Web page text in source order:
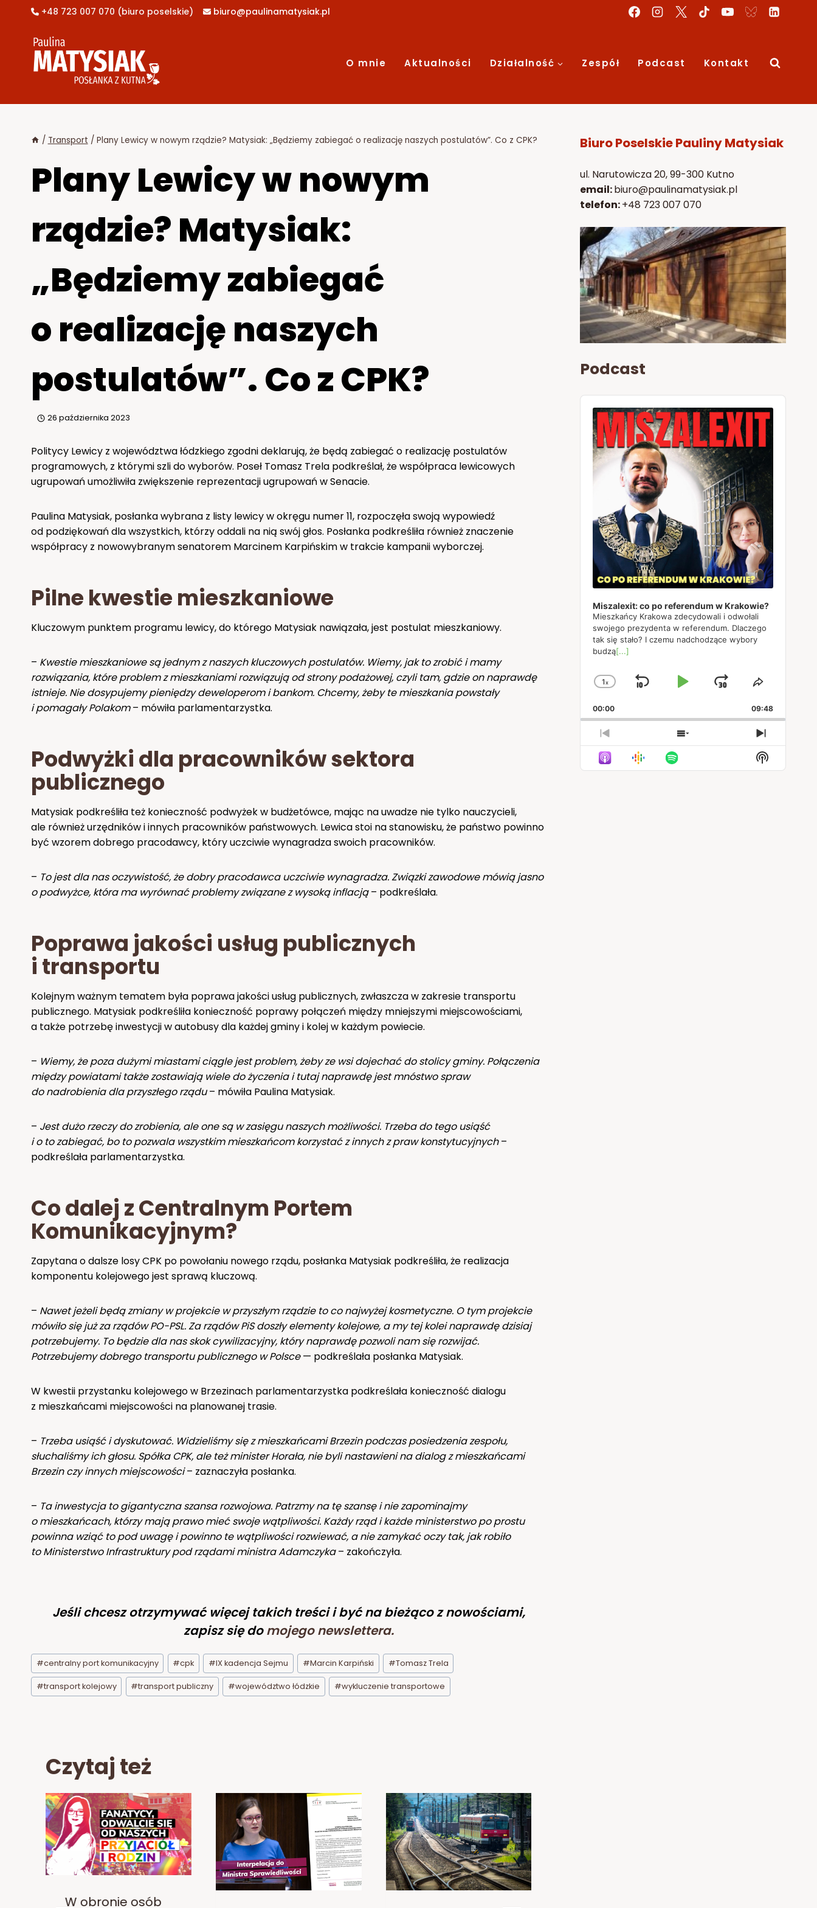
Przejdź +48 723 007 070 (biuro poselskie)  biuro@paulinamatysiak.pl
O mnie Aktualności Działalność Zespół Podcast Kontakt
/ Transport / Plany Lewicy w nowym rządzie? Matysiak: „Będziemy zabiegać o realizację naszych postulatów”. Co z CPK?
Plany Lewicy w nowym
rządzie? Matysiak:
„Będziemy zabiegać
o realizację naszych
postulatów”. Co z CPK?
26 października 2023
Politycy Lewicy z województwa łódzkiego zgodni deklarują, że będą zabiegać o realizację postulatów
programowych, z którymi szli do wyborów. Poseł Tomasz Trela podkreślał, że współpraca lewicowych
ugrupowań umożliwiła zwiększenie reprezentacji ugrupowań w Senacie.
Paulina Matysiak, posłanka wybrana z listy lewicy w okręgu numer 11, rozpoczęła swoją wypowiedź
od podziękowań dla wszystkich, którzy oddali na nią swój głos. Posłanka podkreśliła również znaczenie
współpracy z nowowybranym senatorem Marcinem Karpińskim w trakcie kampanii wyborczej.
Pilne kwestie mieszkaniowe
Kluczowym punktem programu lewicy, do którego Matysiak nawiązała, jest postulat mieszkaniowy.
– Kwestie mieszkaniowe są jednym z naszych kluczowych postulatów. Wiemy, jak to zrobić i mamy
rozwiązania, które problem z mieszkaniami rozwiązują od strony podażowej, czyli tam, gdzie on naprawdę
istnieje. Nie dosypujemy pieniędzy deweloperom i bankom. Chcemy, żeby te mieszkania powstały
i pomagały Polakom– mówiła parlamentarzystka.
Podwyżki dla pracowników sektora
publicznego
Matysiak podkreśliła też konieczność podwyżek w budżetówce, mając na uwadze nie tylko nauczycieli,
ale również urzędników i innych pracowników państwowych. Lewica stoi na stanowisku, że państwo powinno
być wzorem dobrego pracodawcy, który uczciwie wynagradza swoich pracowników.
– To jest dla nas oczywistość, że dobry pracodawca uczciwie wynagradza. Związki zawodowe mówią jasno
o podwyżce, która ma wyrównać problemy związane z wysoką inflacją– podkreślała.
Poprawa jakości usług publicznych
i transportu
Kolejnym ważnym tematem była poprawa jakości usług publicznych, zwłaszcza w zakresie transportu
publicznego. Matysiak podkreśliła konieczność poprawy połączeń między mniejszymi miejscowościami,
a także potrzebę inwestycji w autobusy dla każdej gminy i kolej w każdym powiecie.
– Wiemy, że poza dużymi miastami ciągle jest problem, żeby ze wsi dojechać do stolicy gminy. Połączenia
między powiatami także zostawiają wiele do życzenia i tutaj naprawdę jest mnóstwo spraw
do nadrobienia dla przyszłego rządu– mówiła Paulina Matysiak.
– Jest dużo rzeczy do zrobienia, ale one są w zasięgu naszych możliwości. Trzeba do tego usiąść
i o to zabiegać, bo to pozwala wszystkim mieszkańcom korzystać z innych z praw konstytucyjnych–
podkreślała parlamentarzystka.
Co dalej z Centralnym Portem
Komunikacyjnym?
Zapytana o dalsze losy CPK po powołaniu nowego rządu, posłanka Matysiak podkreśliła, że realizacja
komponentu kolejowego jest sprawą kluczową.
– Nawet jeżeli będą zmiany w projekcie w przyszłym rządzie to co najwyżej kosmetyczne. O tym projekcie
mówiło się już za rządów PO-PSL. Za rządów PiS doszły elementy kolejowe, a my tej kolei naprawdę dzisiaj
potrzebujemy. To będzie dla nas skok cywilizacyjny, który naprawdę pozwoli nam się rozwijać.
Potrzebujemy dobrego transportu publicznego w Polsce— podkreślała posłanka Matysiak.
W kwestii przystanku kolejowego w Brzezinach parlamentarzystka podkreślała konieczność dialogu
z mieszkańcami miejscowości na planowanej trasie.
– Trzeba usiąść i dyskutować. Widzieliśmy się z mieszkańcami Brzezin podczas posiedzenia zespołu,
słuchaliśmy ich głosu. Spółka CPK, ale też minister Horała, nie byli nastawieni na dialog z mieszkańcami
Brzezin czy innych miejscowości– zaznaczyła posłanka.
– Ta inwestycja to gigantyczna szansa rozwojowa. Patrzmy na tę szansę i nie zapominajmy
o mieszkańcach, którzy mają prawo mieć swoje wątpliwości. Każdy rząd i każde ministerstwo po prostu
powinna wziąć to pod uwagę i powinno te wątpliwości rozwiewać, a nie zamykać oczy tak, jak robiło
to Ministerstwo Infrastruktury pod rządami ministra Adamczyka– zakończyła.
Jeśli chcesz otrzymywać więcej takich treści i być na bieżąco z nowościami,
zapisz się do mojego newslettera.
Tagi
wpisu:
#centralny port komunikacyjny #cpk #IX kadencja Sejmu #Marcin Karpiński #Tomasz Trela
#transport kolejowy #transport publiczny #województwo łódzkie #wykluczenie transportowe
Czytaj też
W obronie osób
Biuro Poselskie Pauliny Matysiak
ul. Narutowicza 20, 99-300 Kutno
email:biuro@paulinamatysiak.pl
telefon:+48 723 007 070
Podcast
Audio
Player
Miszalexit: co po referendum w Krakowie?
Mieszkańcy Krakowa zdecydowali i odwołali
swojego prezydenta w referendum. Dlaczego
tak się stało? I czemu nadchodzące wybory
budzą[...]
Change
Rate
1x
Skip
Play Jump
Forward
Share
Episode
00:00 09:48
Previous
Episode
Show
Episodes
Next
Episode
Show
Podcast